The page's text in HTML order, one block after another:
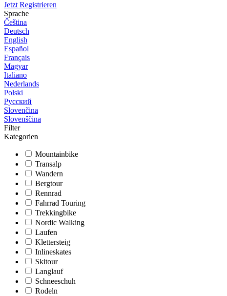
Jetzt Registrieren
Sprache
Čeština
Deutsch
English
Español
Français
Magyar
Italiano
Nederlands
Polski
Русский
Slovenčina
Slovenščina
Filter
Kategorien
Mountainbike
Transalp
Wandern
Bergtour
Rennrad
Fahrrad Touring
Trekkingbike
Nordic Walking
Laufen
Klettersteig
Inlineskates
Skitour
Langlauf
Schneeschuh
Rodeln